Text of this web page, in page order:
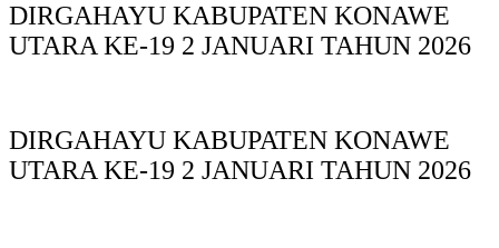
DIRGAHAYU KABUPATEN KONAWE
UTARA KE-19 2 JANUARI TAHUN 2026
DIRGAHAYU KABUPATEN KONAWE
UTARA KE-19 2 JANUARI TAHUN 2026